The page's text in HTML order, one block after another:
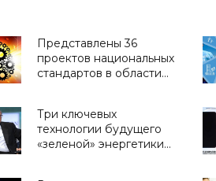
Представлены 36
проектов национальных
стандартов в области
Три ключевых
технологии будущего
«зеленой» энергетики